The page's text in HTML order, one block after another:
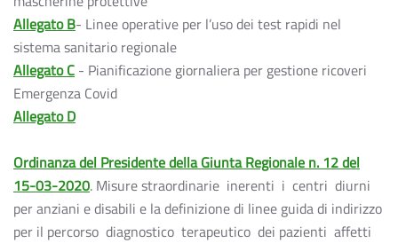
Allegato B- Linee operative per l’uso dei test rapidi nel
sistema sanitario regionale
Allegato C - Pianificazione giornaliera per gestione ricoveri
Emergenza Covid
Allegato D
Ordinanza del Presidente della Giunta Regionale n. 12 del
15-03-2020. Misure straordinarie inerenti i centri diurni
per anziani e disabili e la definizione di linee guida di indirizzo
per il percorso diagnostico terapeutico dei pazienti affetti